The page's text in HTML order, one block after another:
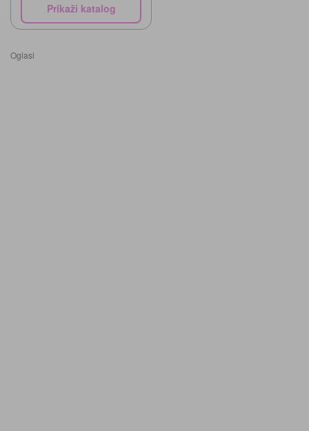
Prikaži katalog
Oglasi